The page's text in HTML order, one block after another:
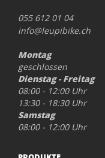
055 612 01 04
info@leupibike.ch
Montag
geschlossen
Dienstag - Freitag
08:00 - 12:00 Uhr
13:30 - 18:30 Uhr
Samstag
08:00 - 12:00 Uhr